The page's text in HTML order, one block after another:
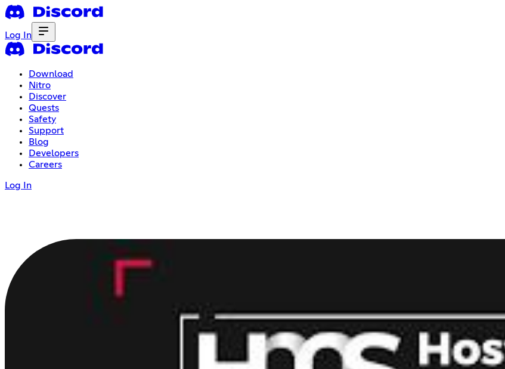
Log In
Download
Nitro
Discover
Quests
Safety
Support
Blog
Developers
Careers
Log In